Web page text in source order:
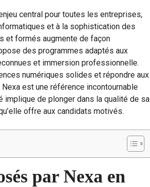
central pour toutes les entreprises,
et à la sophistication des
et formés augmente de façon
des programmes adaptés aux
et immersion professionnelle.
numériques solides et répondre aux
est une référence incontournable
de plonger dans la qualité de sa
offre aux candidats motivés.
par Nexa en